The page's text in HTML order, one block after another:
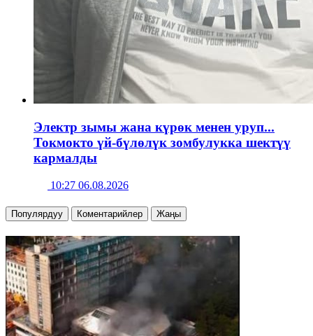
Электр зымы жана күрөк менен уруп...
Токмокто үй-бүлөлүк зомбулукка шектүү
кармалды
10:27 06.08.2026
Популярдуу Коментарийлер Жаңы